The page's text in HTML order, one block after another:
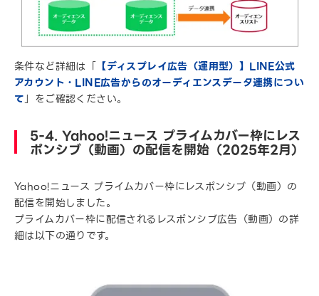
条件など詳細は「 【ディスプレイ広告（運用型）】LINE公式
アカウント・LINE広告からのオーディエンスデータ連携につい
て」をご確認ください。
5-4. Yahoo!ニュース プライムカバー枠にレス
ポンシブ（動画）の配信を開始（2025年2月）
Yahoo!ニュース プライムカバー枠にレスポンシブ（動画）の
配信を開始しました。
プライムカバー枠に配信されるレスポンシブ広告（動画）の詳
細は以下の通りです。